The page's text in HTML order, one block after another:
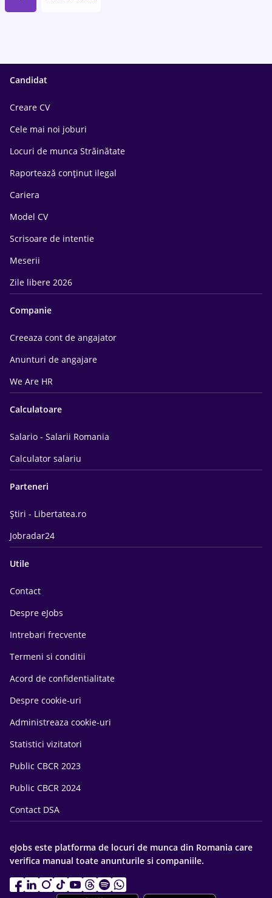
Candidat
Creare CV
Cele mai noi joburi
Locuri de munca Străinătate
Raportează conținut ilegal
Cariera
Model CV
Scrisoare de intentie
Meserii
Zile libere 2026
Companie
Creeaza cont de angajator
Anunturi de angajare
We Are HR
Calculatoare
Salario - Salarii Romania
Calculator salariu
Parteneri
Știri - Libertatea.ro
Jobradar24
Utile
Contact
Despre eJobs
Intrebari frecvente
Termeni si conditii
Acord de confidentialitate
Despre cookie-uri
Administreaza cookie-uri
Statistici vizitatori
Public CBCR 2023
Public CBCR 2024
Contact DSA
eJobs este platforma de locuri de munca din Romania care
verifica manual toate anunturile si companiile.